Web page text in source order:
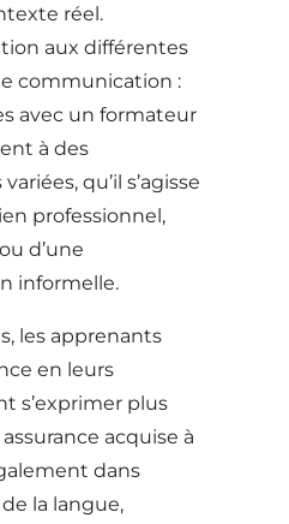
réel.
aux différentes
communication :
avec un formateur
à des
qu’il s’agisse
professionnel,
d’une
informelle.
les apprenants
en leurs
s’exprimer plus
acquise à
dans
la langue,